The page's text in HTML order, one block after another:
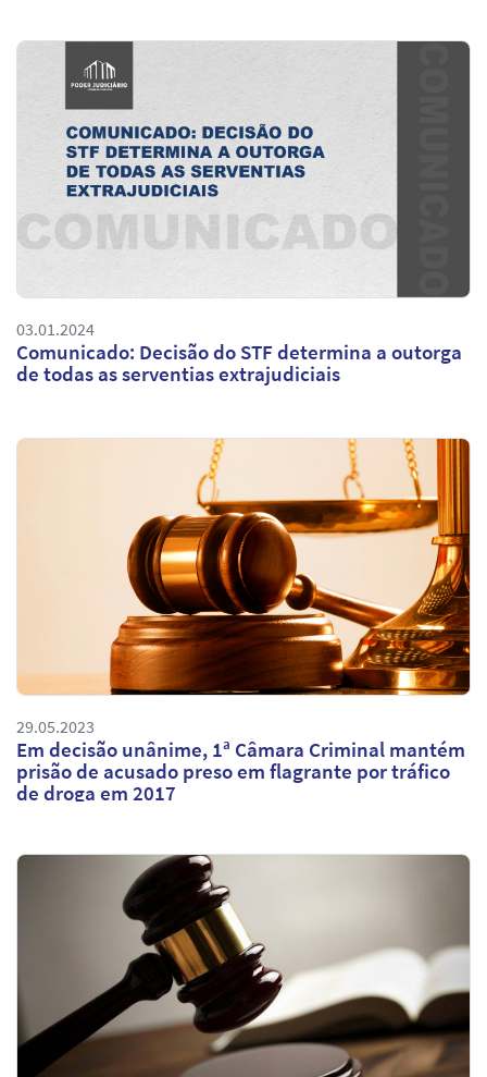
03.01.2024
Comunicado: Decisão do STF determina a outorga
de todas as serventias extrajudiciais
29.05.2023
Em decisão unânime, 1ª Câmara Criminal mantém
prisão de acusado preso em flagrante por tráfico
de droga em 2017